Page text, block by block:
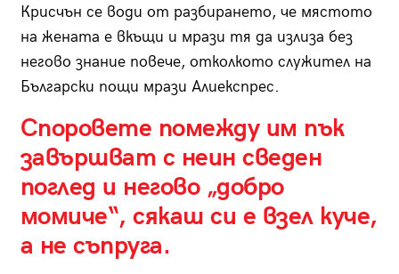
Крисчън се води от разбирането, че мястото
на жената е вкъщи и мрази тя да излиза без
негово знание повече, отколкото служител на
Български пощи мрази Алиекспрес.
Споровете помежду им пък
завършват с неин сведен
поглед и негово „добро
момиче“, сякаш си е взел куче,
а не съпруга.